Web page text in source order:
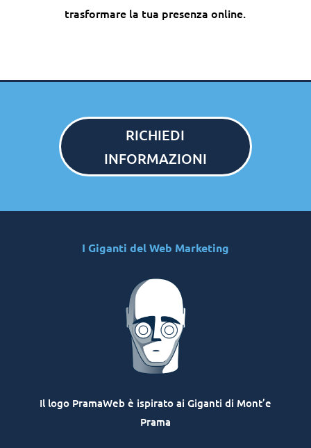
trasformare la tua presenza online.
RICHIEDI
INFORMAZIONI
I Giganti del Web Marketing
Il logo PramaWeb è ispirato ai Giganti di Mont’e
Prama